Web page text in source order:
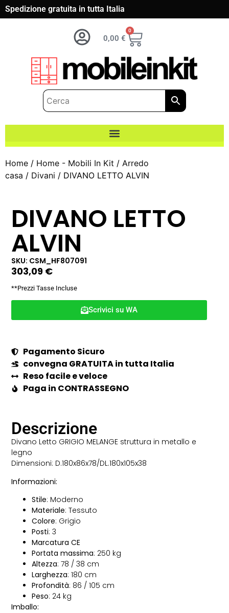
Spedizione gratuita in tutta Italia
0,00 €
0
Home / Home - Mobili In Kit / Arredo
casa / Divani / DIVANO LETTO ALVIN
DIVANO LETTO
ALVIN
SKU: CSM_HF807091
303,09 €
**Prezzi Tasse Incluse
Scrivici su WA
Pagamento Sicuro
convegna GRATUITA in tutta Italia
Reso facile e veloce
Paga in CONTRASSEGNO
Descrizione
Divano Letto GRIGIO MELANGE struttura in metallo e
legno
Dimensioni: D.180x86x78/DL.180x105x38
Informazioni:
Stile: Moderno
Materiale: Tessuto
Colore: Grigio
Posti: 3
Marcatura CE
Portata massima: 250 kg
Altezza: 78 / 38 cm
Larghezza: 180 cm
Profondità: 86 / 105 cm
Peso: 24 kg
Imballo: